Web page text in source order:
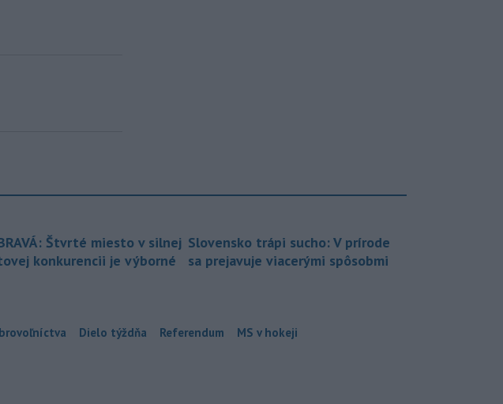
Štvrté miesto v silnej
konkurencii je výborné
Slovensko trápi sucho: V prírode
sa prejavuje viacerými spôsobmi
Dielo týždňa Referendum MS v hokeji